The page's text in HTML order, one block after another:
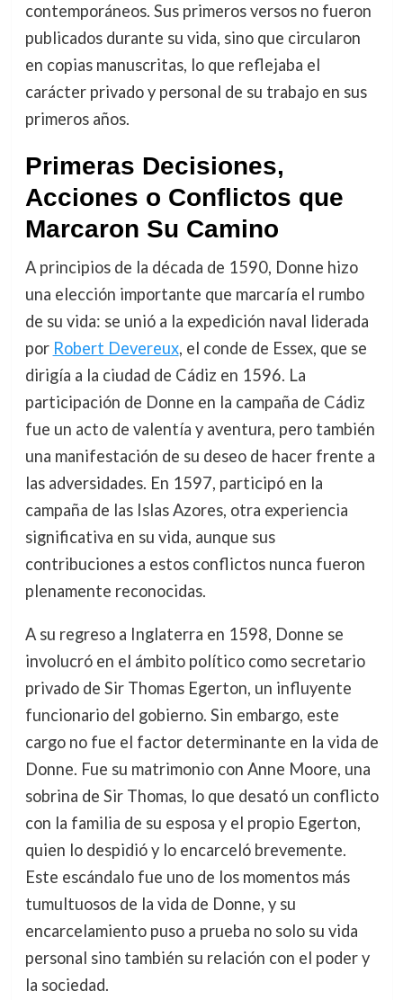
contemporáneos. Sus primeros versos no fueron
publicados durante su vida, sino que circularon
en copias manuscritas, lo que reflejaba el
carácter privado y personal de su trabajo en sus
primeros años.
Primeras Decisiones,
Acciones o Conflictos que
Marcaron Su Camino
A principios de la década de 1590, Donne hizo
una elección importante que marcaría el rumbo
de su vida: se unió a la expedición naval liderada
por Robert Devereux, el conde de Essex, que se
dirigía a la ciudad de Cádiz en 1596. La
participación de Donne en la campaña de Cádiz
fue un acto de valentía y aventura, pero también
una manifestación de su deseo de hacer frente a
las adversidades. En 1597, participó en la
campaña de las Islas Azores, otra experiencia
significativa en su vida, aunque sus
contribuciones a estos conflictos nunca fueron
plenamente reconocidas.
A su regreso a Inglaterra en 1598, Donne se
involucró en el ámbito político como secretario
privado de Sir Thomas Egerton, un influyente
funcionario del gobierno. Sin embargo, este
cargo no fue el factor determinante en la vida de
Donne. Fue su matrimonio con Anne Moore, una
sobrina de Sir Thomas, lo que desató un conflicto
con la familia de su esposa y el propio Egerton,
quien lo despidió y lo encarceló brevemente.
Este escándalo fue uno de los momentos más
tumultuosos de la vida de Donne, y su
encarcelamiento puso a prueba no solo su vida
personal sino también su relación con el poder y
la sociedad.